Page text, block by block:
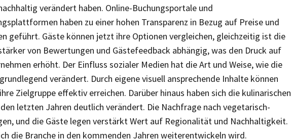
verändert haben. Online-Buchungsportale und
haben zu einer hohen Transparenz in Bezug auf Preise und
geführt. Gäste können jetzt ihre Optionen vergleichen, gleichzeitig ist die
von Bewertungen und Gästefeedback abhängig, was den Druck auf
erhöht. Der Einfluss sozialer Medien hat die Art und Weise, wie die
­verändert. Durch eigene visuell ansprechende Inhalte können
ihre Zielgruppe effektiv erreichen. Darüber hinaus haben sich die kulinarischen
letzten Jahren deutlich verändert. Die Nachfrage nach vegetarisch-
und die Gäste legen verstärkt Wert auf Regionalität und Nachhaltigkeit.
die Branche in den kommenden Jahren weiterentwickeln wird.